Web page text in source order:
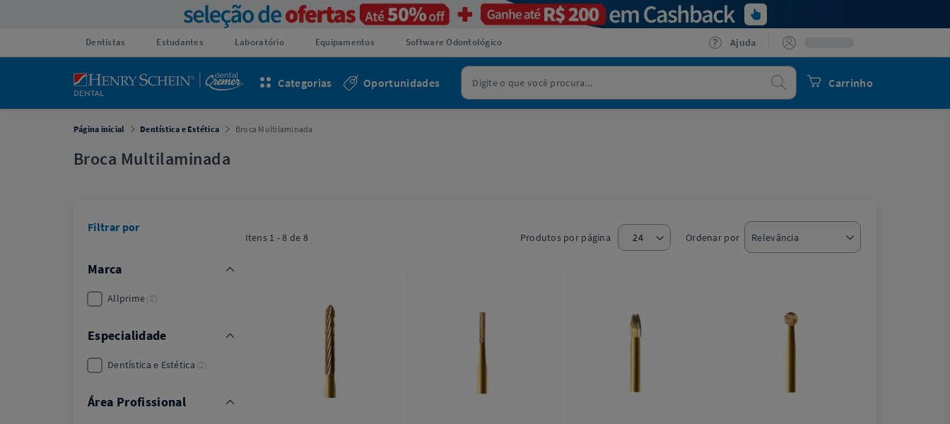
Dentistas Estudantes Laboratório Equipamentos Software Odontológico Ajuda
Carrinho
Procurar
Oportunidades
Categorias
Página inicial Dentística e Estética Broca Multilaminada
Broca Multilaminada
Itens 1 - 8 de 8 Produtos por página Ordenar por
Filtrar por
Marca
Allprime 8
Especialidade
Dentística e Estética 2
Área Profissional